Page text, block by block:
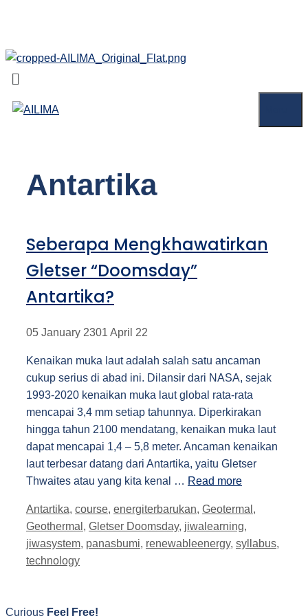
content
Menu
Antartika
Seberapa Mengkhawatirkan
Gletser “Doomsday”
Antartika?
05 January 2301 April 22
Kenaikan muka laut adalah salah satu ancaman
cukup serius di abad ini. Dilansir dari NASA, sejak
1993-2020 kenaikan muka laut global rata-rata
mencapai 3,4 mm setiap tahunnya. Diperkirakan
hingga tahun 2100 mendatang, kenaikan muka laut
dapat mencapai 1,4 – 5,8 meter. Ancaman kenaikan
laut terbesar datang dari Antartika, yaitu Gletser
Thwaites atau yang kita kenal … Read more
Tags
Antartika, course, energiterbarukan, Geotermal ,
Geothermal , Gletser Doomsday, jiwalearning,
jiwasystem, panasbumi, renewableenergy, syllabus,
technology
Curious Feel Free!